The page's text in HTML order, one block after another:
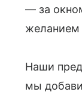
— за
желанием
Наши
мы